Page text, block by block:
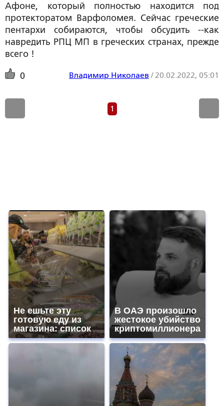
Афоне, который полностью находится под
протекторатом Варфоломея. Сейчас греческие
пентархи собираются, чтобы обсудить --как
навредить РПЦ МП в греческих странах, прежде
всего !
0 Владимир Николаев / 20.02.2022, 05:01
1
Не ешьте эту
готовую еду из
магазина: список
В ОАЭ произошло
жестокое убийство
криптомиллионера